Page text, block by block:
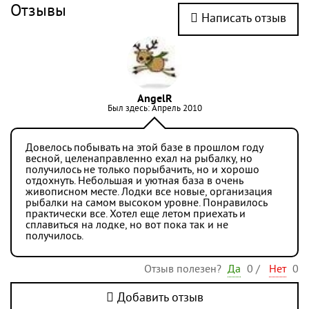
Отзывы Написать отзыв
AngelR
Был здесь: Апрель 2010
Довелось побывать на этой базе в прошлом году
весной, целенаправленно ехал на рыбалку, но
получилось не только порыбачить, но и хорошо
отдохнуть. Небольшая и уютная база в очень
живописном месте. Лодки все новые, организация
рыбалки на самом высоком уровне. Понравилось
практически все. Хотел еще летом приехать и
сплавиться на лодке, но вот пока так и не
получилось.
Отзыв полезен? Да 0 / Нет 0
Добавить отзыв